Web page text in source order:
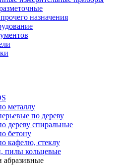
назначения
металлу
по дереву
дереву спиральные
бетону
кафелю, стеклу
пилы кольцевые
абразивные